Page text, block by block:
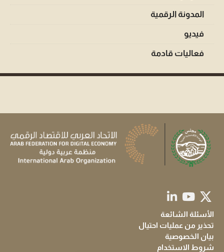
المدونة الرقمية
فيديو
فعاليات قادمة
الأسئلة الشائعة
تحذير من عمليات احتيال
بيان الخصوصية
شروط الاستخدام